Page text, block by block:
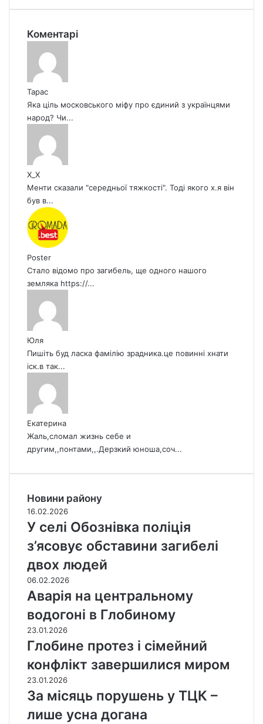
Коментарі
Тарас
Яка ціль московського міфу про єдиний з українцями
народ? Чи...
X_X
Менти сказали "середньої тяжкості". Тоді якого х.я він
був в...
Poster
Стало відомо про загибель, ще одного нашого
земляка https://...
Юля
Пишіть буд ласка фамілію зрадника.це повинні хнати
іск.в так...
Екатерина
Жаль,сломал жизнь себе и
другим,,понтами,,.Дерзкий юноша,соч...
Новини району
16.02.2026
У селі Обознівка поліція
з’ясовує обставини загибелі
двох людей
06.02.2026
Аварія на центральному
водогоні в Глобиному
23.01.2026
Глобине протез і сімейний
конфлікт завершилися миром
23.01.2026
За місяць порушень у ТЦК –
лише усна догана